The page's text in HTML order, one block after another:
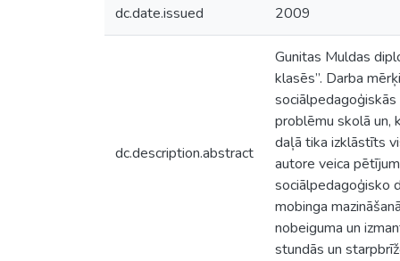
dc.date.issued 2009
dc.description.abstract
Gunitas Muldas
klasēs”. Darba
problēmu skolā un,
daļā tika izklāstīts
autore veica
sociālpedagoģisko
mobinga
nobeiguma un
stundās un